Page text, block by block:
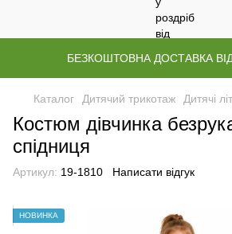
БЕЗКОШТОВНА ДОСТАВКА ВІД
Каталог Дитячий трикотаж Дитячі
Костюм дівчинка
спідниця
Артикул: 19-1810 Написати відгук
НОВИНКА